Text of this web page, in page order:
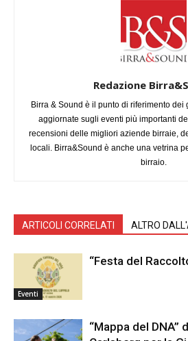
Redazione
Birra & Sound è il punto di riferimento dei
aggiornate sugli eventi più importanti
recensioni delle migliori aziende birraie,
locali. Birra&Sound è anche una vetrina
birraio.
ARTICOLI CORRELATI ALTRO
Eventi
“Festa del
“Mappa del DNA”